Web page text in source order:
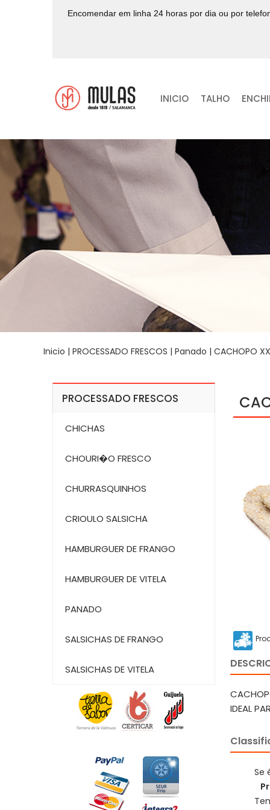
Encomendar em linha 24 horas por dia ou por
INICIO TALHO
Inicio | PROCESSADO FRESCOS | Panado | CACHOPO
PROCESSADO FRESCOS
CHICHAS
CHOURI�O FRESCO
CHURRASQUINHOS
CRIOULO SALSICHA
HAMBURGUER DE FRANGO
HAMBURGUER DE VITELA
PANADO
SALSICHAS DE FRANGO
SALSICHAS DE VITELA
IDEAL
Se